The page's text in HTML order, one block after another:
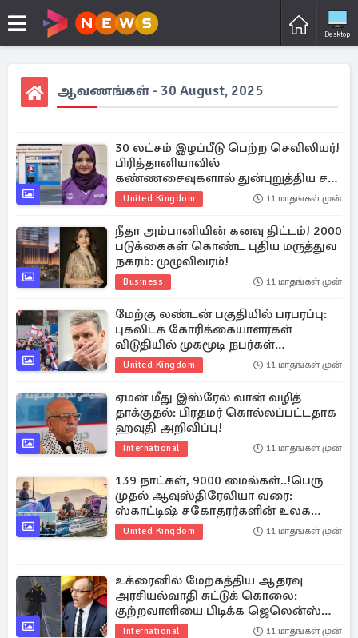
Desktop
ஆவணங்கள் - 30 August, 2025
30 லட்சம் இழப்பீடு பெற்ற செவிலியர்!
பிரித்தானியாவில்
கண்ணசைவுகளால் துன்புறுத்திய சக
பெண் ஊழியர்!
United Kingdom 11 மாதங்கள் முன்
நீதா அம்பானியின் கனவு திட்டம்! 2000
படுக்கைகள் கொண்ட புதிய மருத்துவ
நகரம்: முழுவிவரம்!
Business 11 மாதங்கள் முன்
மேற்கு லண்டன் பகுதியில் பரபரப்பு:
புகலிடக் கோரிக்கையாளர்கள்
விடுதியில் முகமூடி நபர்கள்
போராட்டம்!
United Kingdom 11 மாதங்கள் முன்
ஏமன் மீது இஸ்ரேல் வான் வழித்
தாக்குதல்: பிரதமர் கொல்லப்பட்டதாக
ஹவுதி அறிவிப்பு!
International 11 மாதங்கள் முன்
139 நாட்கள், 9000 மைல்கள்..!பெரு
முதல் ஆவுஸ்திரேலியா வரை:
ஸ்காட்டிஷ் சகோதரர்களின் உலக
சாதனை
United Kingdom 11 மாதங்கள் முன்
உக்ரைனில் மேற்கத்திய ஆதரவு
அரசியல்வாதி சுட்டுக் கொலை:
குற்றவாளியை பிடிக்க ஜெலென்ஸ்கி
சூளுரை!
International 11 மாதங்கள் முன்